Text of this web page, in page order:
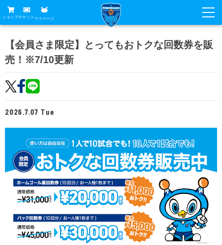
ショップチケット マイページ
グッズ
ホームタウン
トップチーム
メディア
試合
アカデミー
試合
試合日程
チケット
チケットガイド
チケット購入方法
販売スケジュール
ニッパツシート
チーム
スケジュール
観戦ガイド
横浜FC観戦ガイド
試合会場アクセス
観戦ルール・マナー
クラブ
クラブ概要
ヒストリー
ファン
横浜FC公式オンラインショップ
クラブメンバー
アカデミー
育成ビジョン
パートナー
【会員さま限定】とってもおトクな回数券を販
売！※7/10更新
2026.7.07 Tue